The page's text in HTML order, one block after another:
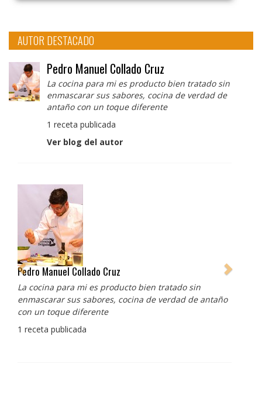
AUTOR DESTACADO
Pedro Manuel Collado Cruz
La cocina para mi es producto bien tratado sin
enmascarar sus sabores, cocina de verdad de
antaño con un toque diferente
1 receta publicada
Ver blog del autor
Pedro Manuel Collado Cruz
La cocina para mi es producto bien tratado sin
enmascarar sus sabores, cocina de verdad de antaño
con un toque diferente
1 receta publicada